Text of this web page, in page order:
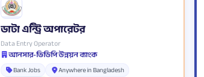
ডাটা এন্ট্রি অপারেটর
Data Entry Operator
আনসার-ভিডিপি উন্নয়ন ব্যাংক
Bank Jobs
Anywhere in Bangladesh